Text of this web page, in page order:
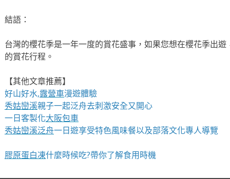
結語：
台灣的櫻花季是一年一度的賞花盛事，如果您想在櫻花季出
的賞花行程。
【其他文章推薦】
好山好水,露營車漫遊體驗
秀姑巒溪親子一起泛舟去​刺激安全又開心
一日客製化大阪包車
秀姑巒溪泛舟一日遊享受特色風味餐以及部落文化專人導覽
膠原蛋白凍什麼時候吃?帶你了解食用時機